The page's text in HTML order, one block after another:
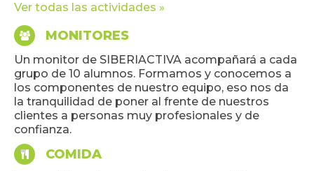
Ver todas las actividades »
MONITORES
Un monitor de SIBERIACTIVA acompañará a cada
grupo de 10 alumnos. Formamos y conocemos a
los componentes de nuestro equipo, eso nos da
la tranquilidad de poner al frente de nuestros
clientes a personas muy profesionales y de
confianza.
COMIDA